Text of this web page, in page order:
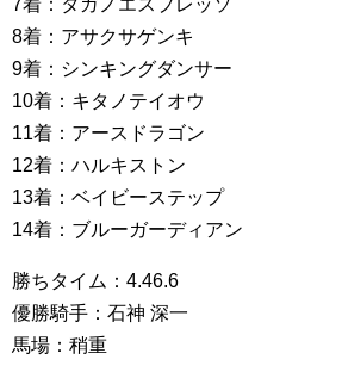
7着：タガノエスプレッソ
8着：アサクサゲンキ
9着：シンキングダンサー
10着：キタノテイオウ
11着：アースドラゴン
12着：ハルキストン
13着：ベイビーステップ
14着：ブルーガーディアン
勝ちタイム：4.46.6
優勝騎手：石神 深一
馬場：稍重